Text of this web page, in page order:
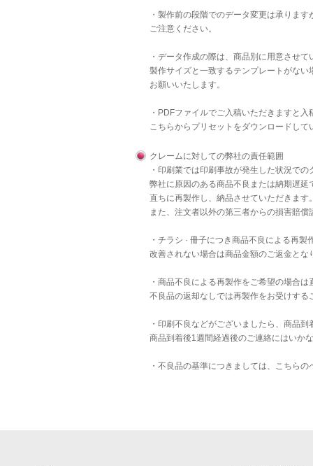
・製作前の段階でのデータ変更は承りま
ご注意ください。
・データ作成の際は、商品別に用意させ
製作サイズと一致するテンプレートがない
お願いいたします。
・PDFファイルでご入稿いただきますと
こちらからプリセットをダウンロードし
クレームに対しての弊社の責任範囲
・印刷業では印刷事故が発生した状況で
弊社に原因のある商品不良または納期遅
直ちに再製作し、納品させていただきま
また、注文者以外の第三者からの損害賠
・チラシ · 冊子につき商品不良による再
改善されない場合は商品金額のご返金と
・商品不良による再製作をご希望の場合
不良品の返却なしでは再製作をお受けする
・印刷不良などがございましたら、商品
商品到着後1週間経過後のご連絡にはいか
・不良品の基準につきましては、 こちらの